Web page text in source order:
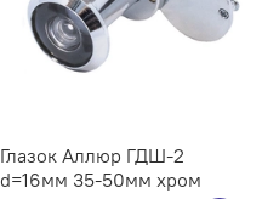
Глазок Аллюр ГДШ-2
d=16мм 35-50мм хром